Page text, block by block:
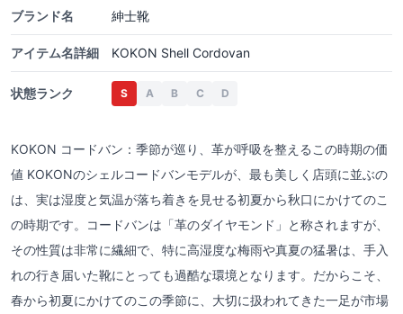
ブランド名 紳士靴
アイテム名詳細 KOKON Shell Cordovan
状態ランク S A B C D
KOKON コードバン：季節が巡り、革が呼吸を整えるこの時期の価
値 KOKONのシェルコードバンモデルが、最も美しく店頭に並ぶの
は、実は湿度と気温が落ち着きを見せる初夏から秋口にかけてのこ
の時期です。コードバンは「革のダイヤモンド」と称されますが、
その性質は非常に繊細で、特に高湿度な梅雨や真夏の猛暑は、手入
れの行き届いた靴にとっても過酷な環境となります。だからこそ、
春から初夏にかけてのこの季節に、大切に扱われてきた一足が市場